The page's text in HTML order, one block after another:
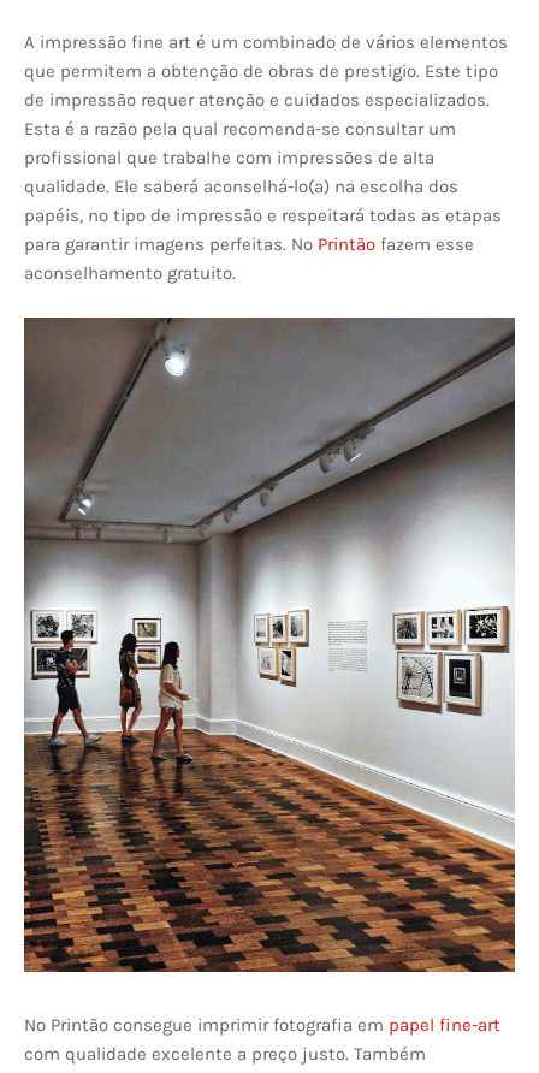
A impressão fine art é um combinado de vários elementos
que permitem a obtenção de obras de prestigio. Este tipo
de impressão requer atenção e cuidados especializados.
Esta é a razão pela qual recomenda-se consultar um
profissional que trabalhe com impressões de alta
qualidade. Ele saberá aconselhá-lo(a) na escolha dos
papéis, no tipo de impressão e respeitará todas as etapas
para garantir imagens perfeitas. No Printão fazem esse
aconselhamento gratuito.
No Printão consegue imprimir fotografia em papel fine-art
com qualidade excelente a preço justo. Também